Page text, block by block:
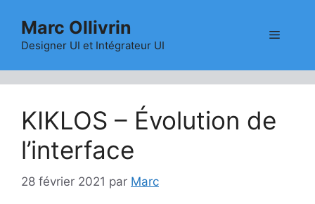
contenu
Marc Ollivrin
Designer UI et Intégrateur UI
Menu
KIKLOS – Évolution de
l’interface
28 février 2021 par Marc